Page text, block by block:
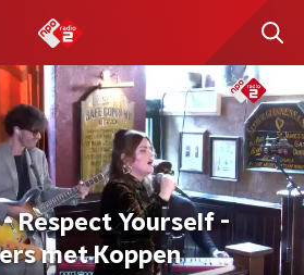
Respect Yourself -
met Koppen